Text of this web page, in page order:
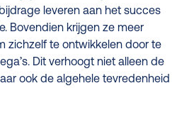
leveren aan het succes
Bovendien krijgen ze meer
zichzelf te ontwikkelen door te
Dit verhoogt niet alleen de
ook de algehele tevredenheid